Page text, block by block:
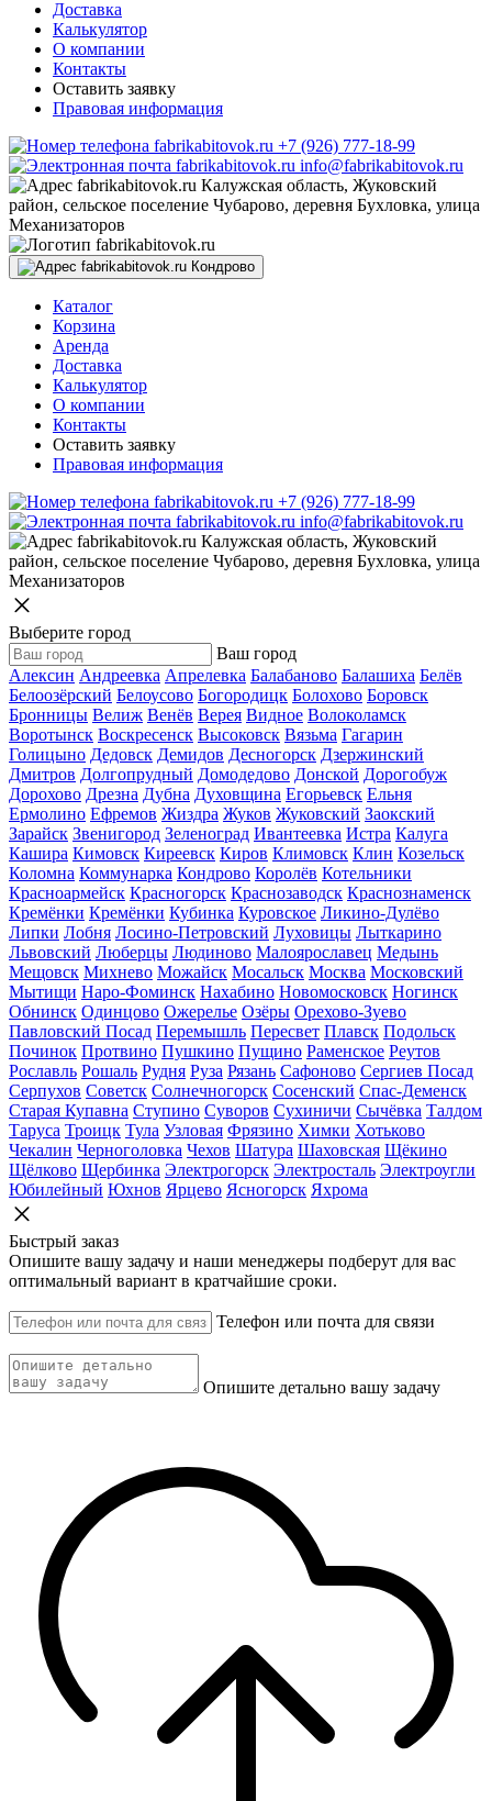
Доставка
Калькулятор
О компании
Контакты
Оставить заявку
Правовая информация
+7 (926) 777-18-99
info@fabrikabitovok.ru
Калужская область, Жуковский
район, сельское поселение Чубарово, деревня Бухловка, улица
Механизаторов
Кондрово
Каталог
Корзина
Аренда
Доставка
Калькулятор
О компании
Контакты
Оставить заявку
Правовая информация
+7 (926) 777-18-99
info@fabrikabitovok.ru
Калужская область, Жуковский
район, сельское поселение Чубарово, деревня Бухловка, улица
Механизаторов
Выберите город
Ваш город
Алексин Андреевка Апрелевка Балабаново Балашиха Белёв
Белоозёрский Белоусово Богородицк Болохово Боровск
Бронницы Велиж Венёв Верея Видное Волоколамск
Воротынск Воскресенск Высоковск Вязьма Гагарин
Голицыно Дедовск Демидов Десногорск Дзержинский
Дмитров Долгопрудный Домодедово Донской Дорогобуж
Дорохово Дрезна Дубна Духовщина Егорьевск Ельня
Ермолино Ефремов Жиздра Жуков Жуковский Заокский
Зарайск Звенигород Зеленоград Ивантеевка Истра Калуга
Кашира Кимовск Киреевск Киров Климовск Клин Козельск
Коломна Коммунарка Кондрово Королёв Котельники
Красноармейск Красногорск Краснозаводск Краснознаменск
Кремёнки Кремёнки Кубинка Куровское Ликино-Дулёво
Липки Лобня Лосино-Петровский Луховицы Лыткарино
Львовский Люберцы Людиново Малоярославец Медынь
Мещовск Михнево Можайск Мосальск Москва Московский
Мытищи Наро-Фоминск Нахабино Новомосковск Ногинск
Обнинск Одинцово Ожерелье Озёры Орехово-Зуево
Павловский Посад Перемышль Пересвет Плавск Подольск
Починок Протвино Пушкино Пущино Раменское Реутов
Рославль Рошаль Рудня Руза Рязань Сафоново Сергиев Посад
Серпухов Советск Солнечногорск Сосенский Спас-Деменск
Старая Купавна Ступино Суворов Сухиничи Сычёвка Талдом
Таруса Троицк Тула Узловая Фрязино Химки Хотьково
Чекалин Черноголовка Чехов Шатура Шаховская Щёкино
Щёлково Щербинка Электрогорск Электросталь Электроугли
Юбилейный Юхнов Ярцево Ясногорск Яхрома
Быстрый заказ
Опишите вашу задачу и наши менеджеры подберут для вас
оптимальный вариант в кратчайшие сроки.
Телефон или почта для связи
Опишите детально вашу задачу